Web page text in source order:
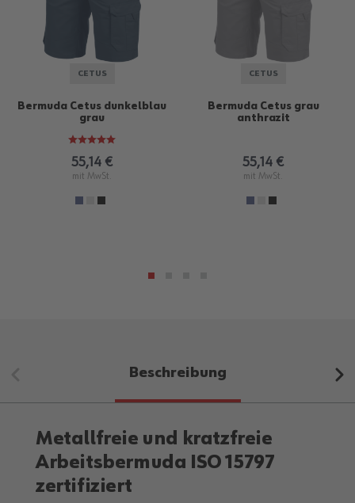
CETUS
Bermuda Cetus dunkelblau
grau
55,14 €
mit MwSt.
CETUS
Bermuda Cetus grau
anthrazit
55,14 €
mit MwSt.
Beschreibung
Metallfreie und kratzfreie
Arbeitsbermuda ISO 15797
zertifiziert